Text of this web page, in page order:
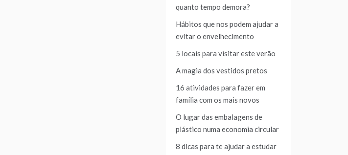
quanto tempo demora?
Hábitos que nos podem ajudar a
evitar o envelhecimento
5 locais para visitar este verão
A magia dos vestidos pretos
16 atividades para fazer em
família com os mais novos
O lugar das embalagens de
plástico numa economia circular
8 dicas para te ajudar a estudar